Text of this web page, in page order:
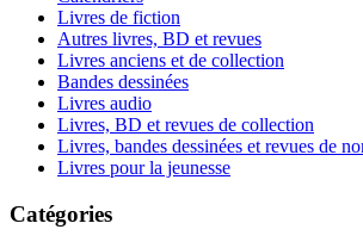
Livres de fiction
Autres livres, BD et revues
Livres anciens et de collection
Bandes dessinées
Livres audio
Livres, BD et revues de collection
Livres, bandes dessinées et revues de
Livres pour la jeunesse
Catégories